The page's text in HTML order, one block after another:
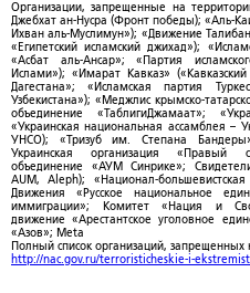
Организации, запрещенные на
Джебхат ан-Нусра (Фронт победы); «Аль-
Ихван аль-Муслимун»); «Движение
«Египетский исламский джихад»);
«Асбат аль-Ансар»; «Партия
Ислами»); «Имарат Кавказ»
Дагестана»; «Исламская партия
Узбекистана»); «Меджлис крымско-
объединение «ТаблигиДжамаат»;
«Украинская национальная ассамблея –
УНСО); «Тризуб им. Степана
Украинская организация «Правый
объединение «АУМ Синрике»;
AUM, Aleph); «Национал-
Движения «Русское национальное
иммиграции»; Комитет «Нация и
движение «Арестантское уголовное
«Азов»; Meta
Полный список организаций,
http://nac.gov.ru/terroristicheskie-i-